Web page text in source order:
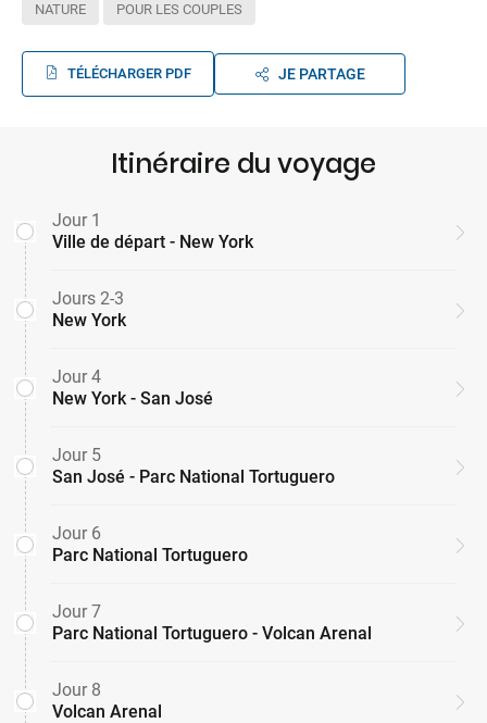
NATURE POUR LES COUPLES
TÉLÉCHARGER PDF JE PARTAGE
Itinéraire du voyage
Jour 1
Ville de départ - New York
Jours 2-3
New York
Jour 4
New York - San José
Jour 5
San José - Parc National Tortuguero
Jour 6
Parc National Tortuguero
Jour 7
Parc National Tortuguero - Volcan Arenal
Jour 8
Volcan Arenal